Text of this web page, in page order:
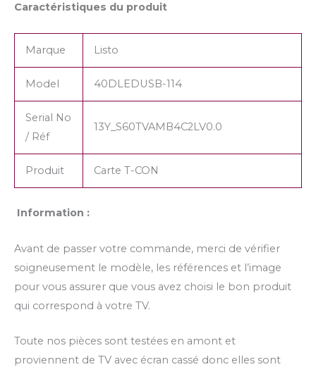
Caractéristiques du produit
Marque Listo
Model 40DLEDUSB-114
Serial No
/ Réf
13Y_S60TVAMB4C2LV0.0
Produit Carte T-CON
Information :
Avant de passer votre commande, merci de vérifier
soigneusement le modèle, les références et l’image
pour vous assurer que vous avez choisi le bon produit
qui correspond à votre TV.
Toute nos pièces sont testées en amont et
proviennent de TV avec écran cassé donc elles sont